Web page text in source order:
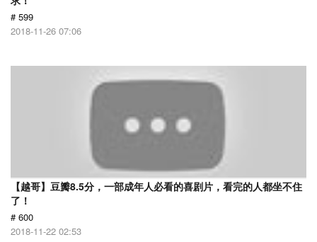
# 599
2018-11-26 07:06
【越哥】豆瓣8.5分，一部成年人必看的喜剧片，看完的人都坐不住
了！
# 600
2018-11-22 02:53